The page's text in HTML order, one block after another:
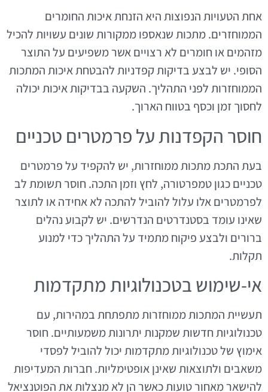
אחת הטעויות הנפוצות היא הזנחת איכות החומרים
הממוחזרים. מתכות שנאספו ממקורות שונים עשויות להכיל
מזהמים או חומרים לא רצויים אשר משפיעים על התוצר
הסופי. יש לבצע בדיקות קפדניות להבטחת איכות המתכות
הממוחזרות לפני התהליך. השקעה בבדיקות איכות יכולה
לחסוך זמן וכסף בטווח הארוך.
חוסר הקפדנות על פרמטרים טכניים
בעת התכת מתכות ממוחזרות, יש להקפיד על פרמטרים
טכניים כגון טמפרטורה, לחץ וזמן התכה. חוסר תשומת לב
לפרמטרים אלו עלול להוביל להתכה לא אחידה או לתוצר
שאינו עומד בסטנדרטים הנדרשים. יש לקבוע נהלים
ברורים ולבצע פיקוח מתמיד על התהליך כדי למנוע
תקלות.
אי-שימוש בטכנולוגיות מתקדמות
תעשיית המתכות ממוחזרות מתפתחת במהירות, עם
טכנולוגיות חדשות שמקנות יתרונות משמעותיים. חוסר
אימוץ של טכנולוגיות מתקדמות יכול להוביל לפסדי
משאבים ולתוצאות שאינן אופטימליות. חברות המעדיפות
להישאר מאחור טועות כאשר הן לא מנצלות את הפוטנציאל